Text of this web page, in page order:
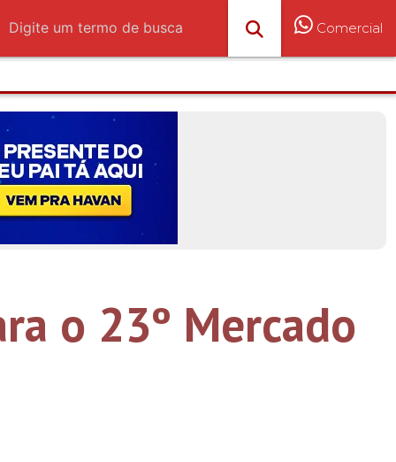
Comercial
o 23º Mercado